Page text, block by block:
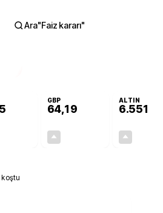
Ara"Faiz kararı"
GBP
64,19
ALTIN
6.551